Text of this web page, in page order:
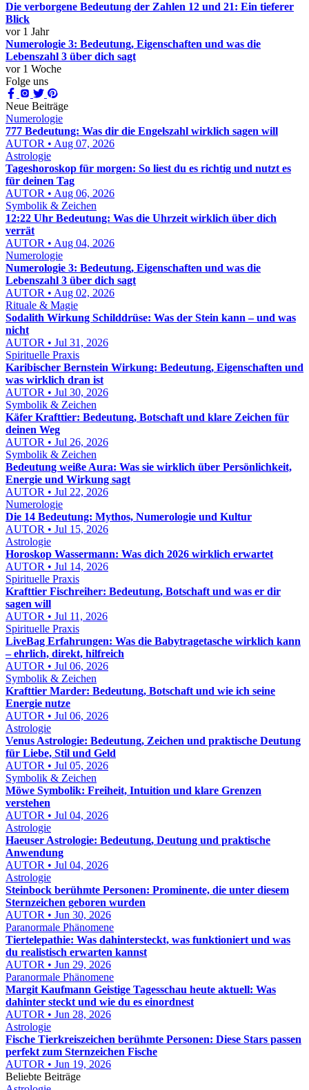
Die verborgene Bedeutung der Zahlen 12 und 21: Ein tieferer
Blick
vor 1 Jahr
Numerologie 3: Bedeutung, Eigenschaften und was die
Lebenszahl 3 über dich sagt
vor 1 Woche
Folge uns
Neue Beiträge
Numerologie
777 Bedeutung: Was dir die Engelszahl wirklich sagen will
AUTOR • Aug 07, 2026
Astrologie
Tageshoroskop für morgen: So liest du es richtig und nutzt es
für deinen Tag
AUTOR • Aug 06, 2026
Symbolik & Zeichen
12:22 Uhr Bedeutung: Was die Uhrzeit wirklich über dich
verrät
AUTOR • Aug 04, 2026
Numerologie
Numerologie 3: Bedeutung, Eigenschaften und was die
Lebenszahl 3 über dich sagt
AUTOR • Aug 02, 2026
Rituale & Magie
Sodalith Wirkung Schilddrüse: Was der Stein kann – und was
nicht
AUTOR • Jul 31, 2026
Spirituelle Praxis
Karibischer Bernstein Wirkung: Bedeutung, Eigenschaften und
was wirklich dran ist
AUTOR • Jul 30, 2026
Symbolik & Zeichen
Käfer Krafttier: Bedeutung, Botschaft und klare Zeichen für
deinen Weg
AUTOR • Jul 26, 2026
Symbolik & Zeichen
Bedeutung weiße Aura: Was sie wirklich über Persönlichkeit,
Energie und Wirkung sagt
AUTOR • Jul 22, 2026
Numerologie
Die 14 Bedeutung: Mythos, Numerologie und Kultur
AUTOR • Jul 15, 2026
Astrologie
Horoskop Wassermann: Was dich 2026 wirklich erwartet
AUTOR • Jul 14, 2026
Spirituelle Praxis
Krafttier Fischreiher: Bedeutung, Botschaft und was er dir
sagen will
AUTOR • Jul 11, 2026
Spirituelle Praxis
LiveBag Erfahrungen: Was die Babytragetasche wirklich kann
– ehrlich, direkt, hilfreich
AUTOR • Jul 06, 2026
Symbolik & Zeichen
Krafttier Marder: Bedeutung, Botschaft und wie ich seine
Energie nutze
AUTOR • Jul 06, 2026
Astrologie
Venus Astrologie: Bedeutung, Zeichen und praktische Deutung
für Liebe, Stil und Geld
AUTOR • Jul 05, 2026
Symbolik & Zeichen
Möwe Symbolik: Freiheit, Intuition und klare Grenzen
verstehen
AUTOR • Jul 04, 2026
Astrologie
Haeuser Astrologie: Bedeutung, Deutung und praktische
Anwendung
AUTOR • Jul 04, 2026
Astrologie
Steinbock berühmte Personen: Prominente, die unter diesem
Sternzeichen geboren wurden
AUTOR • Jun 30, 2026
Paranormale Phänomene
Tiertelepathie: Was dahintersteckt, was funktioniert und was
du realistisch erwarten kannst
AUTOR • Jun 29, 2026
Paranormale Phänomene
Margit Kaufmann Geistige Tagesschau heute aktuell: Was
dahinter steckt und wie du es einordnest
AUTOR • Jun 28, 2026
Astrologie
Fische Tierkreiszeichen berühmte Personen: Diese Stars passen
perfekt zum Sternzeichen Fische
AUTOR • Jun 19, 2026
Beliebte Beiträge